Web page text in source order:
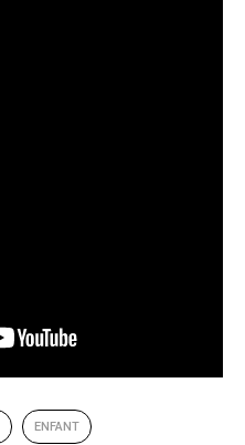
ENFANT